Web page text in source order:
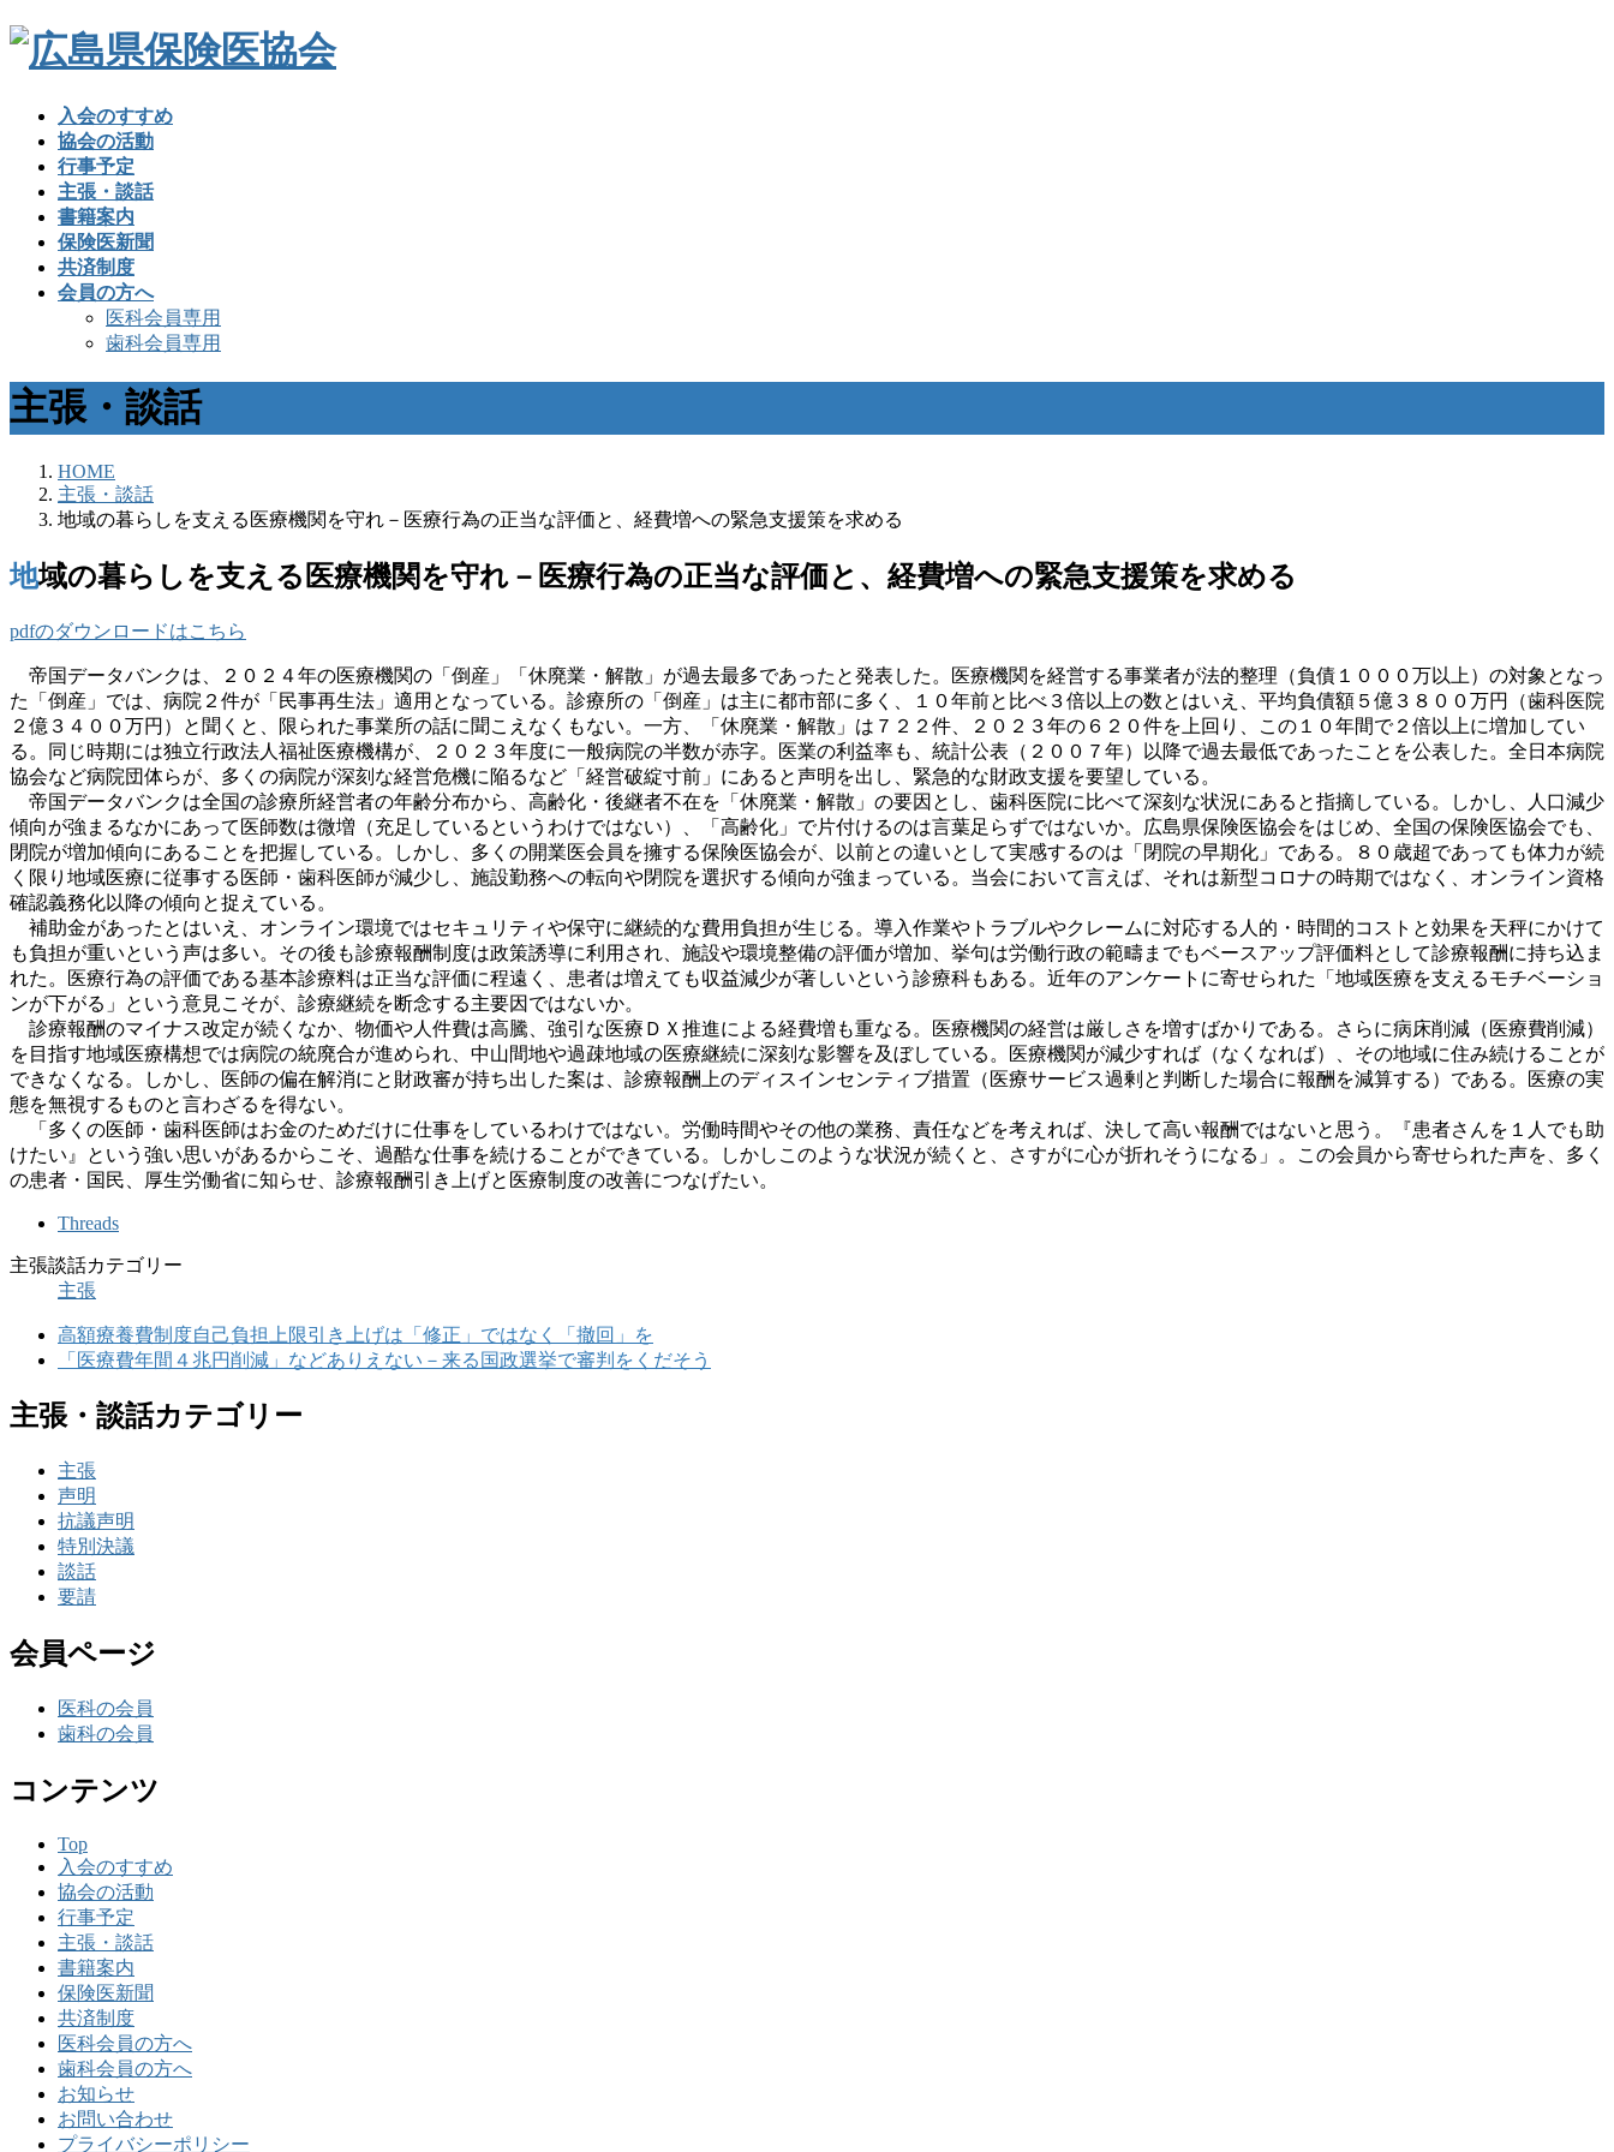
入会のすすめ
協会の活動
行事予定
主張・談話
書籍案内
保険医新聞
共済制度
会員の方へ
医科会員専用
歯科会員専用
主張・談話
HOME
主張・談話
地域の暮らしを支える医療機関を守れ－医療行為の正当な評価と、経費増への緊急支援策を求める
地域の暮らしを支える医療機関を守れ－医療行為の正当な評価と、経費増への緊急支援策を求める
pdfのダウンロードはこちら
帝国データバンクは、２０２４年の医療機関の「倒産」「休廃業・解散」が過去最多であったと発表した。医療機関を経営する事業者が法的整理（負債１０００万以上）の対象となっ
た「倒産」では、病院２件が「民事再生法」適用となっている。診療所の「倒産」は主に都市部に多く、１０年前と比べ３倍以上の数とはいえ、平均負債額５億３８００万円（歯科医院
２億３４００万円）と聞くと、限られた事業所の話に聞こえなくもない。一方、「休廃業・解散」は７２２件、２０２３年の６２０件を上回り、この１０年間で２倍以上に増加してい
る。同じ時期には独立行政法人福祉医療機構が、２０２３年度に一般病院の半数が赤字。医業の利益率も、統計公表（２００７年）以降で過去最低であったことを公表した。全日本病院
協会など病院団体らが、多くの病院が深刻な経営危機に陥るなど「経営破綻寸前」にあると声明を出し、緊急的な財政支援を要望している。
帝国データバンクは全国の診療所経営者の年齢分布から、高齢化・後継者不在を「休廃業・解散」の要因とし、歯科医院に比べて深刻な状況にあると指摘している。しかし、人口減少
傾向が強まるなかにあって医師数は微増（充足しているというわけではない）、「高齢化」で片付けるのは言葉足らずではないか。広島県保険医協会をはじめ、全国の保険医協会でも、
閉院が増加傾向にあることを把握している。しかし、多くの開業医会員を擁する保険医協会が、以前との違いとして実感するのは「閉院の早期化」である。８０歳超であっても体力が続
く限り地域医療に従事する医師・歯科医師が減少し、施設勤務への転向や閉院を選択する傾向が強まっている。当会において言えば、それは新型コロナの時期ではなく、オンライン資格
確認義務化以降の傾向と捉えている。
補助金があったとはいえ、オンライン環境ではセキュリティや保守に継続的な費用負担が生じる。導入作業やトラブルやクレームに対応する人的・時間的コストと効果を天秤にかけて
も負担が重いという声は多い。その後も診療報酬制度は政策誘導に利用され、施設や環境整備の評価が増加、挙句は労働行政の範疇までもベースアップ評価料として診療報酬に持ち込ま
れた。医療行為の評価である基本診療料は正当な評価に程遠く、患者は増えても収益減少が著しいという診療科もある。近年のアンケートに寄せられた「地域医療を支えるモチベーショ
ンが下がる」という意見こそが、診療継続を断念する主要因ではないか。
診療報酬のマイナス改定が続くなか、物価や人件費は高騰、強引な医療ＤＸ推進による経費増も重なる。医療機関の経営は厳しさを増すばかりである。さらに病床削減（医療費削減）
を目指す地域医療構想では病院の統廃合が進められ、中山間地や過疎地域の医療継続に深刻な影響を及ぼしている。医療機関が減少すれば（なくなれば）、その地域に住み続けることが
できなくなる。しかし、医師の偏在解消にと財政審が持ち出した案は、診療報酬上のディスインセンティブ措置（医療サービス過剰と判断した場合に報酬を減算する）である。医療の実
態を無視するものと言わざるを得ない。
「多くの医師・歯科医師はお金のためだけに仕事をしているわけではない。労働時間やその他の業務、責任などを考えれば、決して高い報酬ではないと思う。『患者さんを１人でも助
けたい』という強い思いがあるからこそ、過酷な仕事を続けることができている。しかしこのような状況が続くと、さすがに心が折れそうになる」。この会員から寄せられた声を、多く
の患者・国民、厚生労働省に知らせ、診療報酬引き上げと医療制度の改善につなげたい。
Threads
主張談話カテゴリー
主張
高額療養費制度自己負担上限引き上げは「修正」ではなく「撤回」を
「医療費年間４兆円削減」などありえない－来る国政選挙で審判をくだそう
主張・談話カテゴリー
主張
声明
抗議声明
特別決議
談話
要請
会員ページ
医科の会員
歯科の会員
コンテンツ
Top
入会のすすめ
協会の活動
行事予定
主張・談話
書籍案内
保険医新聞
共済制度
医科会員の方へ
歯科会員の方へ
お知らせ
お問い合わせ
プライバシーポリシー